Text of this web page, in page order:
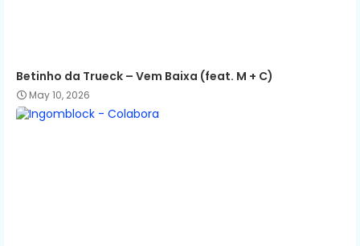
Betinho da Trueck – Vem Baixa (feat. M + C)
May 10, 2026